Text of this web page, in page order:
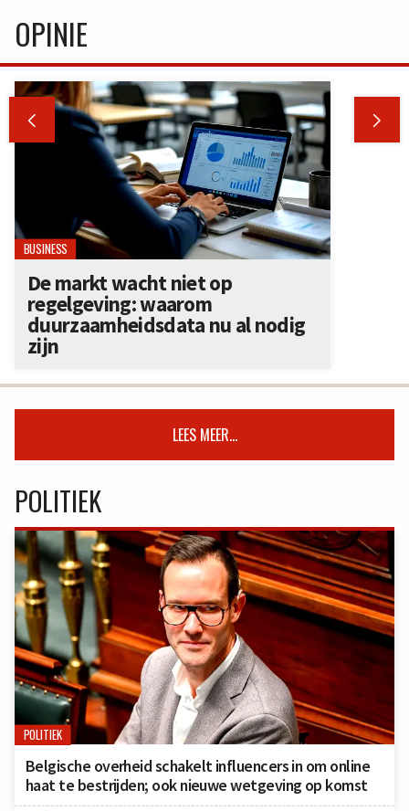
OPINIE
 
BUSINESS
De markt wacht niet op
regelgeving: waarom
duurzaamheidsdata nu al nodig
zijn
LEES MEER...
POLITIEK
POLITIEK
Belgische overheid schakelt influencers in om online
haat te bestrijden; ook nieuwe wetgeving op komst